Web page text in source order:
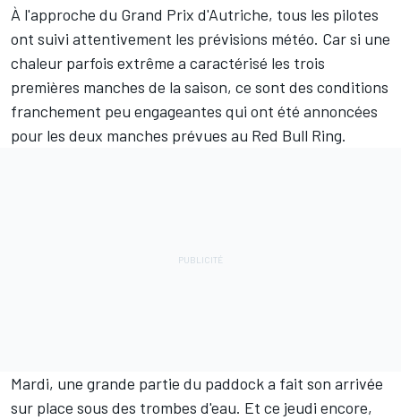
À l'approche du Grand Prix d'Autriche, tous les pilotes
ont suivi attentivement les prévisions météo. Car si une
chaleur parfois extrême a caractérisé les trois
premières manches de la saison, ce sont des conditions
franchement peu engageantes qui ont été annoncées
pour les deux manches prévues au Red Bull Ring.
Mardi, une grande partie du paddock a fait son arrivée
sur place sous des trombes d'eau. Et ce jeudi encore,